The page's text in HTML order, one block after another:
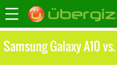
Samsung Galaxy A10